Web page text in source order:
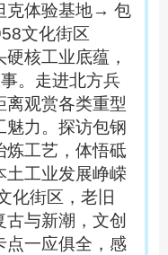
克体验基地→ 包
文化街区
核工业底蕴，
。走进北方兵
离观赏各类重型
魅力。探访包钢
炼工艺，体悟砥
土工业发展峥嵘
化街区，老旧
与新潮，文创
点一应俱全，感